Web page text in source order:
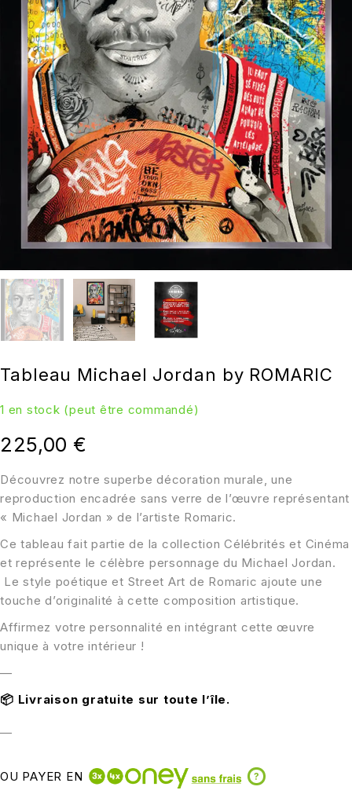
Tableau Michael Jordan by ROMARIC
1 en stock (peut être commandé)
Découvrez notre superbe décoration murale, une
reproduction encadrée sans verre de l’œuvre représentant
« Michael Jordan » de l’artiste Romaric.
Ce tableau fait partie de la collection Célébrités et Cinéma
et représente le célèbre personnage du Michael Jordan.
Le style poétique et Street Art de Romaric ajoute une
touche d’originalité à cette composition artistique.
Affirmez votre personnalité en intégrant cette œuvre
unique à votre intérieur !
—
📦 Livraison gratuite sur toute l’île.
—
225,00 €
OU PAYER EN ?